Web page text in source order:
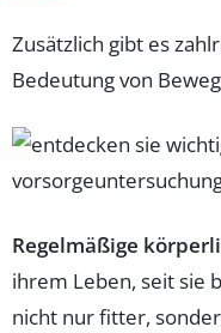
Zusätzlich gibt es
Bedeutung von
Regelmäßige
ihrem Leben, seit sie
nicht nur fitter,